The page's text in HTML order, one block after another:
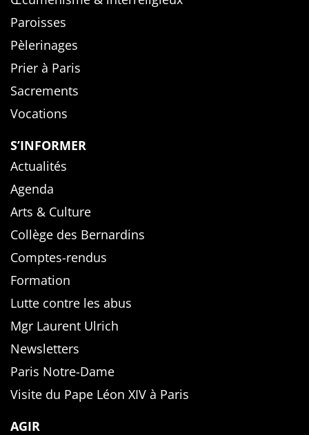
Paroisses
Pèlerinages
Prier à Paris
Sacrements
Vocations
S’INFORMER
Actualités
Agenda
Arts & Culture
Collège des Bernardins
Comptes-rendus
Formation
Lutte contre les abus
Mgr Laurent Ulrich
Newsletters
Paris Notre-Dame
Visite du Pape Léon XIV à Paris
AGIR